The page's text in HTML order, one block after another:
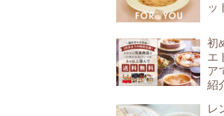
ッ
初
エ
ア
紹
レ